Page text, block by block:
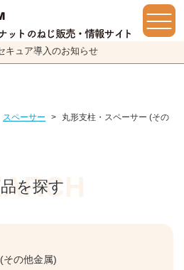
キュア導入のお知らせ
スペーサー >
丸形支柱・スペーサー (その
を探す
その他金属)